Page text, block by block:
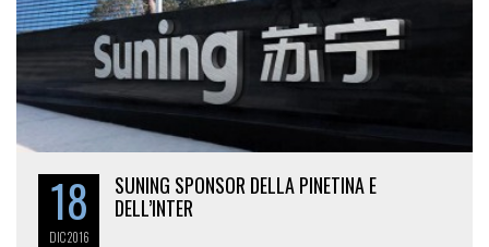
18
DIC2016
SUNING SPONSOR DELLA PINETINA E
DELL’INTER